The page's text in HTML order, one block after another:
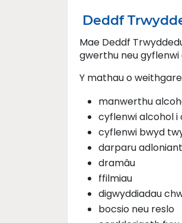
Deddf
Mae Deddf
gwerthu neu
Y mathau o
manwerthu
cyflenwi alcohol
cyflenwi bwyd
darparu
dramâu
ffilmiau
digwyddiadau
bocsio neu reslo